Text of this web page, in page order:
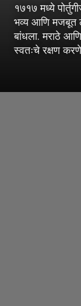
१७१७ मध्ये
भव्य आणि मजबूत
बांधला. मराठे
स्वतःचे रक्षण करणे